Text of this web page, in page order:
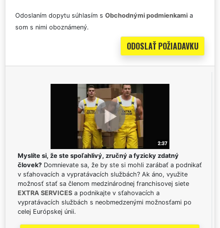
Odoslaním dopytu súhlasím s Obchodnými podmienkami a
som s nimi oboznámený.
Myslíte si, že ste spoľahlivý, zručný a fyzicky zdatný
človek? Domnievate sa, že by ste si mohli zarábať a podnikať
v sťahovacích a vypratávacích službách? Ak áno, využite
možnosť stať sa členom medzinárodnej franchisovej siete
EXTRA SERVICES a podnikajte v sťahovacích a
vypratávacích službách s neobmedzenými možnosťami po
celej Európskej únii.